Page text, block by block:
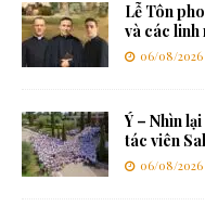
Lễ Tôn
và các linh
06/08/2026
Ý – Nhìn
tác viên
06/08/2026